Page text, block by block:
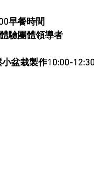
早餐時間
驗團體領導者
盆栽製作10:00-